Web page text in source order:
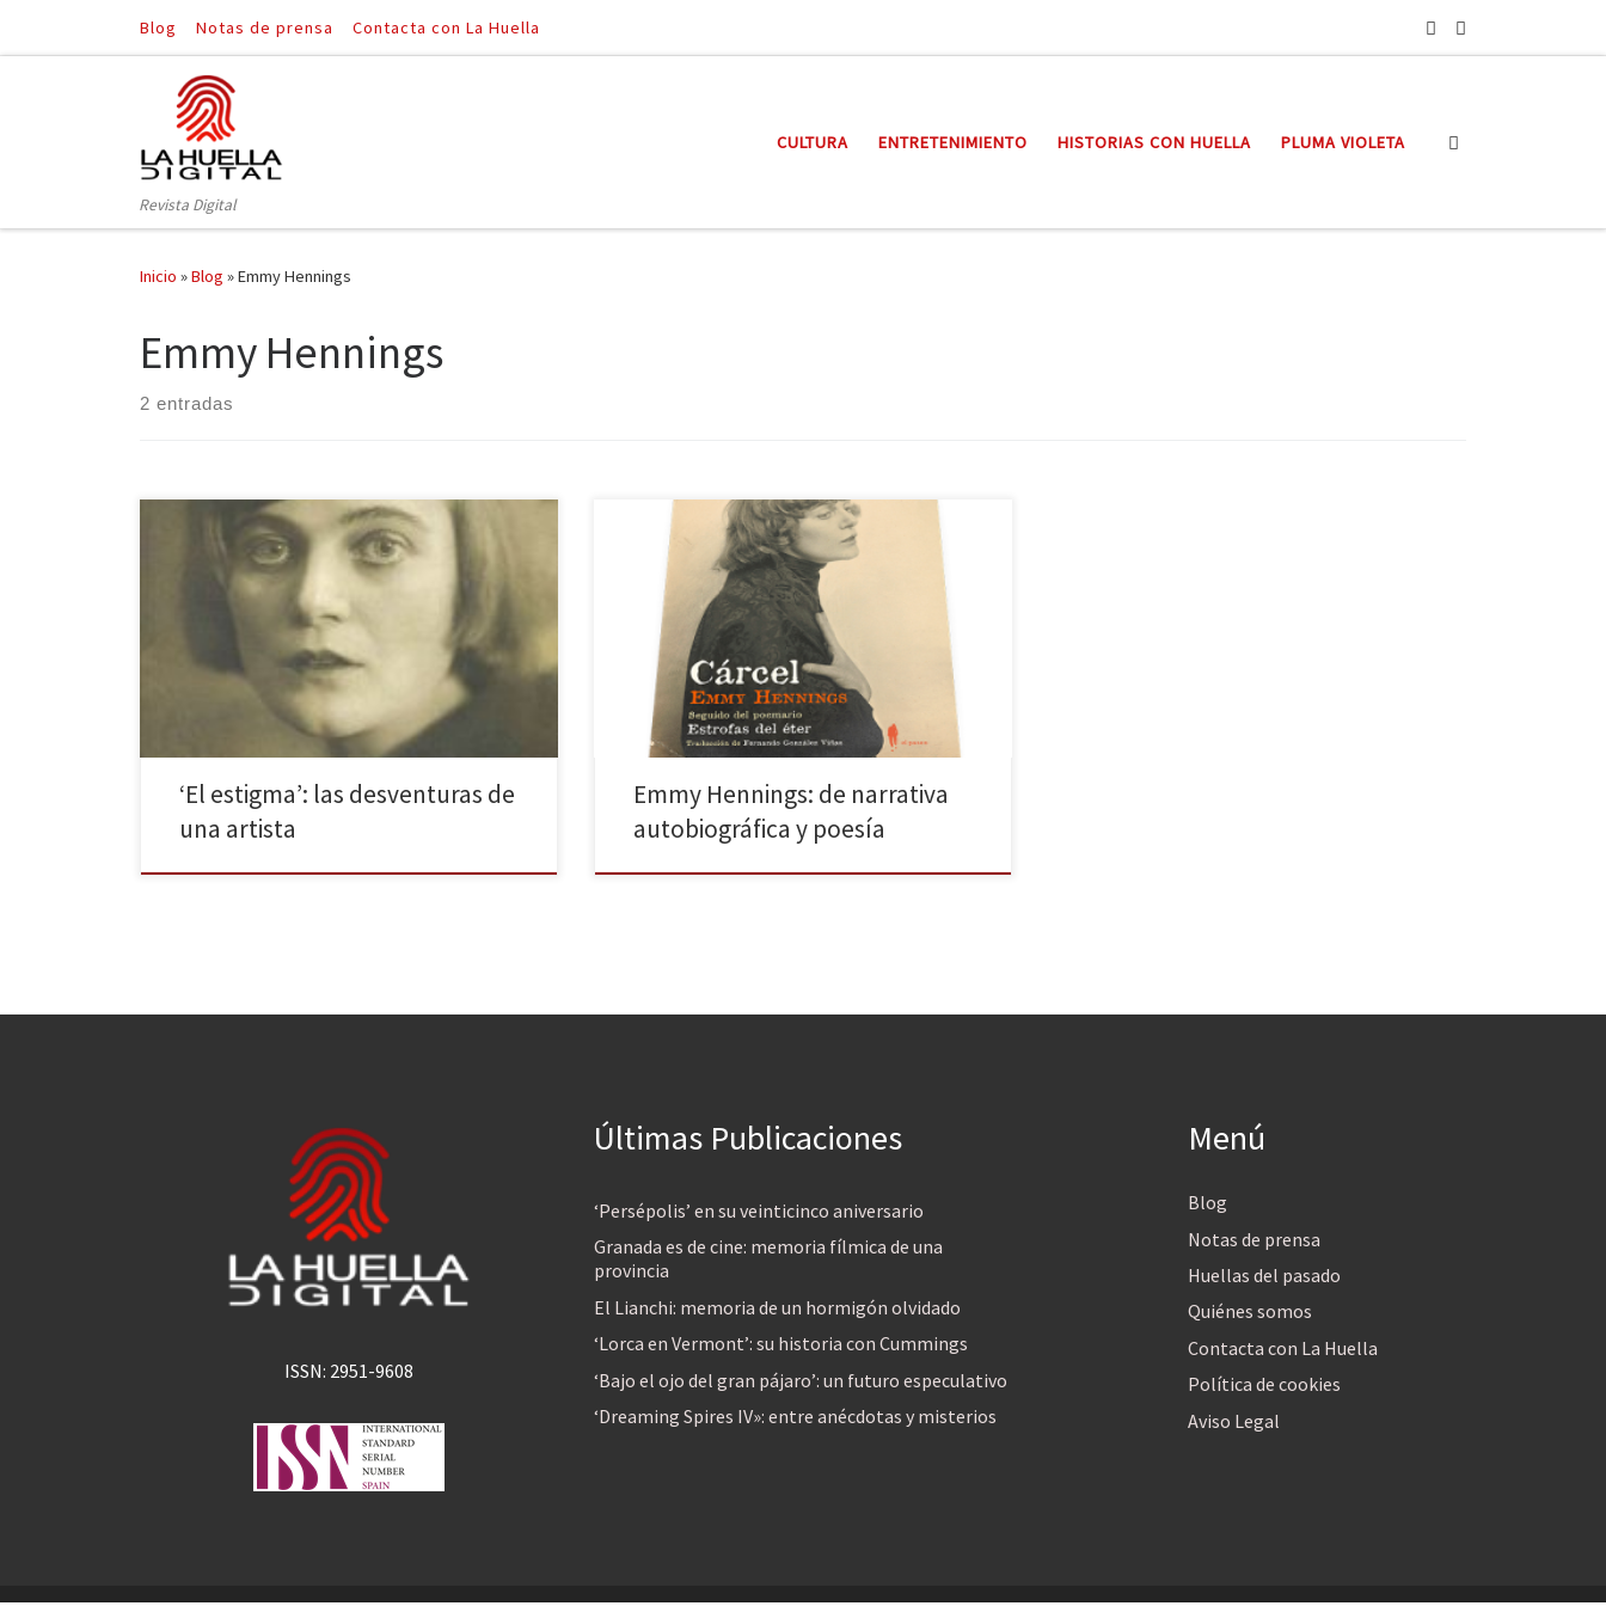
Saltar al contenido
Blog Notas de prensa Contacta con La Huella
Revista Digital
CULTURA ENTRETENIMIENTO HISTORIAS CON HUELLA PLUMA VIOLETA
Inicio »Blog »Emmy Hennings
Emmy Hennings
2 entradas
El paseo editorial publica por primera vez en
castellano El estigma de Emmy Hennings. Una obra de
autoficción en la cual la autora recoge sus vivencias y
desventuras por diferentes ciudades alemanas a
principios del siglo XX. Las páginas agarran al lector
para hacerle cómplice de una historia, con una […]
‘El estigma’: las desventuras de
una artista
El paseo nos trae, por primera vez al público lector en
español, a una autora que fue clave en el
expresionismo y el dadaísmo alemán: Emmy Hennings.
De ella, acaban de publicar Cárcel (seguido del
poemario “Estrofas del éter”). Una obra cargada de
sinceridad, con una gran atmósfera poética y humana,
en […]
Emmy Hennings: de narrativa
autobiográfica y poesía
ISSN: 2951-9608
Últimas Publicaciones
‘Persépolis’ en su veinticinco aniversario
Granada es de cine: memoria fílmica de una
provincia
El Lianchi: memoria de un hormigón olvidado
‘Lorca en Vermont’: su historia con Cummings
‘Bajo el ojo del gran pájaro’: un futuro especulativo
‘Dreaming Spires IV»: entre anécdotas y misterios
Menú
Blog
Notas de prensa
Huellas del pasado
Quiénes somos
Contacta con La Huella
Política de cookies
Aviso Legal